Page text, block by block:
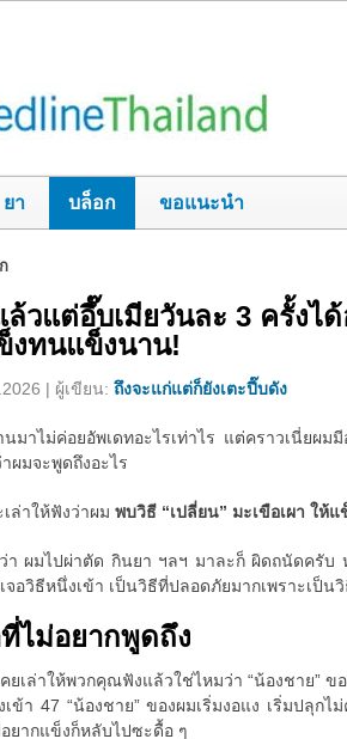
ยา บล็อก ขอแนะนำ
ล้วแต่อึ๊บเมียวันละ 3 ครั้งไ
งทนแข็งนาน!
| ผู้เขียน: ถึงจะแก่แต่ก็ยังเตะปี๊บดัง
มาไม่ค่อยอัพเดทอะไรเท่าไร แต่คราวเนี่ยผม
ผมจะพูดถึงอะไร
ล่าให้ฟังว่าผม พบวิธี “เปลี่ยน” มะเขือเผา ให้แ
า ผมไปผ่าตัด กินยา ฯลฯ มาละก็ ผิดถนัดครับ
จอวิธีหนึ่งเข้า เป็นวิธีที่ปลอดภัยมากเพราะเป็น
ที่ไม่อยากพูดถึง
ยเล่าให้พวกคุณฟังแล้วใช่ไหมว่า “น้องชาย” ข
เข้า 47 “น้องชาย” ของผมเริ่มงอแง เริ่มปลุ
ยากแข็งก็หลับไปซะดื้อ ๆ